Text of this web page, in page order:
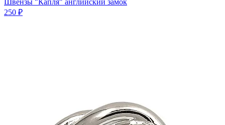
Швензы "Капля" английский замок
250 ₽